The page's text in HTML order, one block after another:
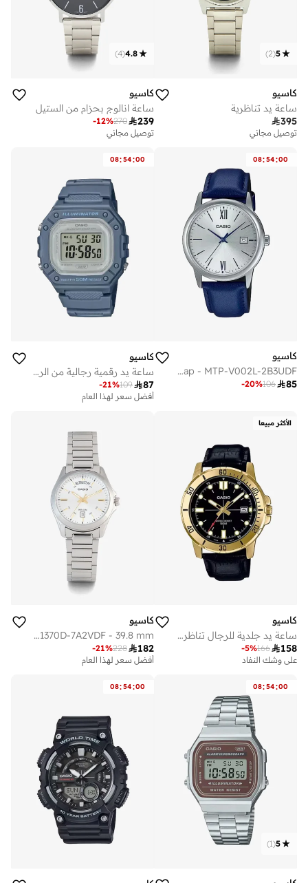
5
(
2
)
كاسيو
ساعة يد تناظرية
395
توصيل مجاني
4.8
(
4
)
كاسيو
ساعة انالوج بحزام من الستيل
239
270
-12%
توصيل مجاني
08:54:00
كاسيو
Men's Analog Display Watch With Blue Leather Strap - MTP-V002L-2B3UDF
85
106
-20%
08:54:00
كاسيو
ساعة يد رقمية رجالية من الراتنج -- - . مم
87
109
-21%
أفضل سعر لهذا العام
الأكثر مبيعا
كاسيو
ساعة يد جلدية للرجال تناظرية -- - مم
158
166
-5%
على وشك النفاد
كاسيو
Men's Stainless Steel Analog Watch MTP-1370D-7A2VDF - 39.8 mm
182
228
-21%
أفضل سعر لهذا العام
08:54:00
5
(
1
)
08:54:00